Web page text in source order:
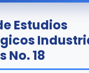
Estudios
No. 18